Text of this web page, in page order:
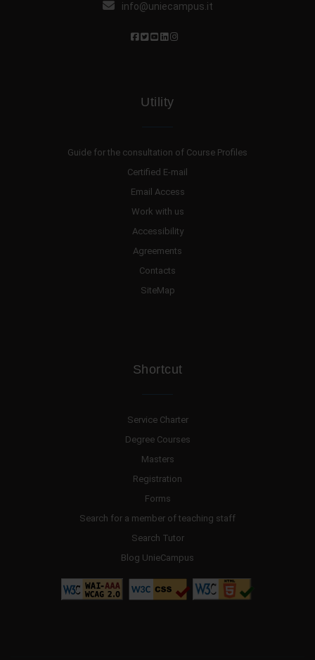
info@uniecampus.it
Utility
Guide for the consultation of Course Profiles
Certified E-mail
Email Access
Work with us
Accessibility
Agreements
Contacts
SiteMap
Shortcut
Service Charter
Degree Courses
Masters
Registration
Forms
Search for a member of teaching staff
Search Tutor
Blog UnieCampus